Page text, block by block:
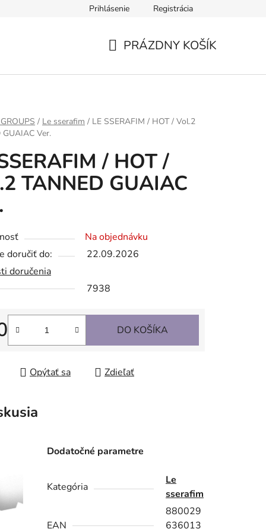
Prihlásenie Registrácia
PRÁZDNY KOŠÍK
/ Le sserafim / LE SSERAFIM / HOT / Vol.2
GUAIAC Ver.
/ HOT /
TANNED GUAIAC
Na objednávku
doručiť do:
22.09.2026
doručenia
7938
cena:
DO KOŠÍKA
Opýtať sa Zdieľať
Dodatočné parametre
Kategória
Le
sserafim
EAN
880029
636013